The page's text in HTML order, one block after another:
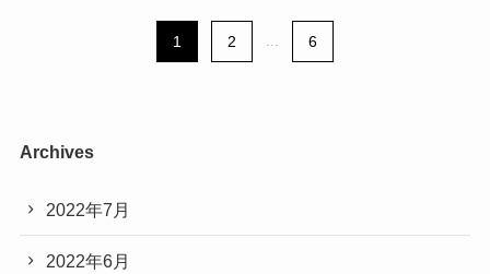
1 2 6
Archives
2022年7月
2022年6月